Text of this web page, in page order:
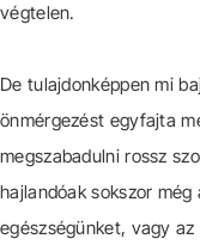
végtelen.
De tulajdonképpen mi
önmérgezést egyfajta
megszabadulni rossz
hajlandóak sokszor
egészségünket, vagy